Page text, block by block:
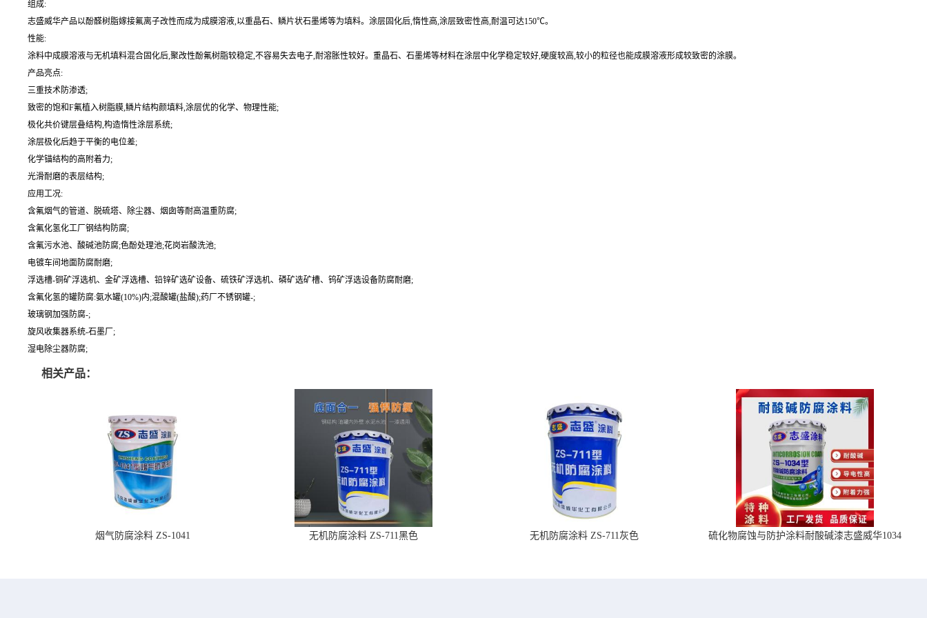
组成:
志盛威华产品以酚醛树脂嫁接氟离子改性而成为成膜溶液,以重晶石、鳞片状石墨烯等为填料。涂层固化后,惰性高,涂层致密性高,耐温可达150℃。
性能:
涂料中成膜溶液与无机填料混合固化后,聚改性酚氟树脂较稳定,不容易失去电子,耐溶胀性较好。重晶石、石墨烯等材料在涂层中化学稳定较好,硬度较高,较小的粒径也能成膜溶液形成较致密的涂膜。
产品亮点:
三重技术防渗透;
致密的饱和F氟植入树脂膜,鳞片结构颜填料,涂层优的化学、物理性能;
极化共价键层叠结构,构造惰性涂层系统;
涂层极化后趋于平衡的电位差;
化学锚结构的高附着力;
光滑耐磨的表层结构;
应用工况:
含氟烟气的管道、脱硫塔、除尘器、烟囱等耐高温重防腐;
含氟化氢化工厂钢结构防腐;
含氟污水池、酸碱池防腐;色酚处理池;花岗岩酸洗池;
电镀车间地面防腐耐磨;
浮选槽-铜矿浮选机、金矿浮选槽、铅锌矿选矿设备、硫铁矿浮选机、磷矿选矿槽、钨矿浮选设备防腐耐磨;
含氟化氢的罐防腐:氨水罐(10%)内;混酸罐(盐酸);药厂不锈钢罐-;
玻璃钢加强防腐-;
旋风收集器系统-石墨厂;
湿电除尘器防腐;
相关产品：
烟气防腐涂料 ZS-1041 无机防腐涂料 ZS-711黑色 无机防腐涂料 ZS-711灰色 硫化物腐蚀与防护涂料耐酸碱漆志盛威华1034